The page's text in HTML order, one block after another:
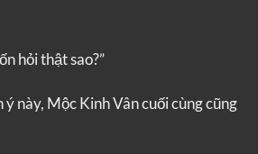
hỏi thật sao?”
này, Mộc Kinh Vân cuối cùng cũng